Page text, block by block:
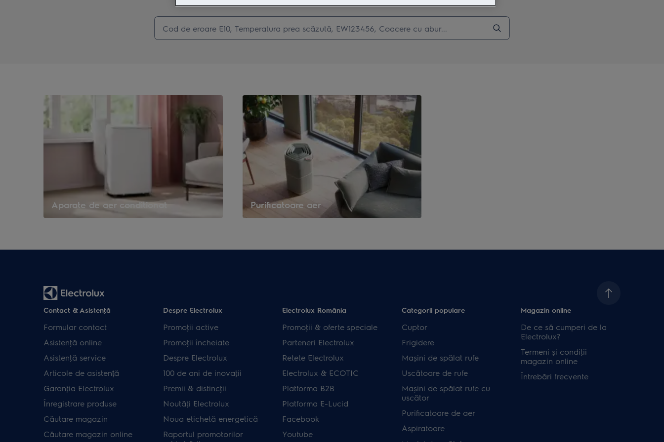
Aparate de aer conditionat Purificatoare aer
Contact & Asistenţă
Formular contact
Asistenţă online
Asistenţă service
Articole de asistență
Garanţia Electrolux
Înregistrare produse
Căutare magazin
Căutare magazin online
Despre Electrolux
Promoţii active
Promoţii încheiate
Despre Electrolux
100 de ani de inovaţii
Premii & distincţii
Noutăţi Electrolux
Noua etichetă energetică
Raportul promotorilor
Electrolux România
Promoţii & oferte speciale
Parteneri Electrolux
Retete Electrolux
Electrolux & ECOTIC
Platforma B2B
Platforma E-Lucid
Facebook
Youtube
Categorii populare
Cuptor
Frigidere
Mașini de spălat rufe
Uscătoare de rufe
Mașini de spălat rufe cu
uscător
Purificatoare de aer
Aspiratoare
Magazin online
De ce să cumperi de la
Electrolux?
Termeni și condiţii
magazin online
Întrebări frecvente